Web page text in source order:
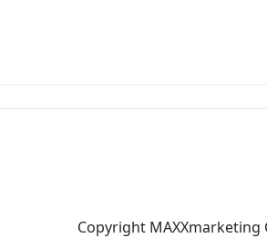
Copyright MAXXmarketing